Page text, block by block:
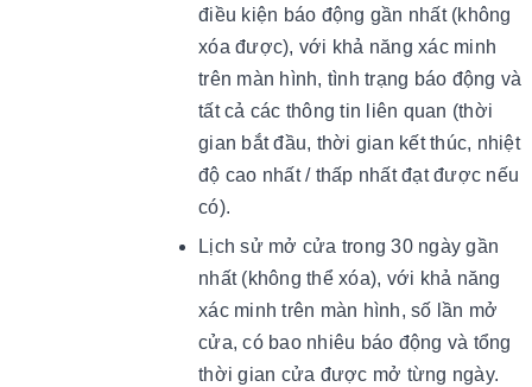
điều kiện báo động gần nhất (không
xóa được), với khả năng xác minh
trên màn hình, tình trạng báo động và
tất cả các thông tin liên quan (thời
gian bắt đầu, thời gian kết thúc, nhiệt
độ cao nhất / thấp nhất đạt được nếu
có).
Lịch sử mở cửa trong 30 ngày gần
nhất (không thể xóa), với khả năng
xác minh trên màn hình, số lần mở
cửa, có bao nhiêu báo động và tổng
thời gian cửa được mở từng ngày.